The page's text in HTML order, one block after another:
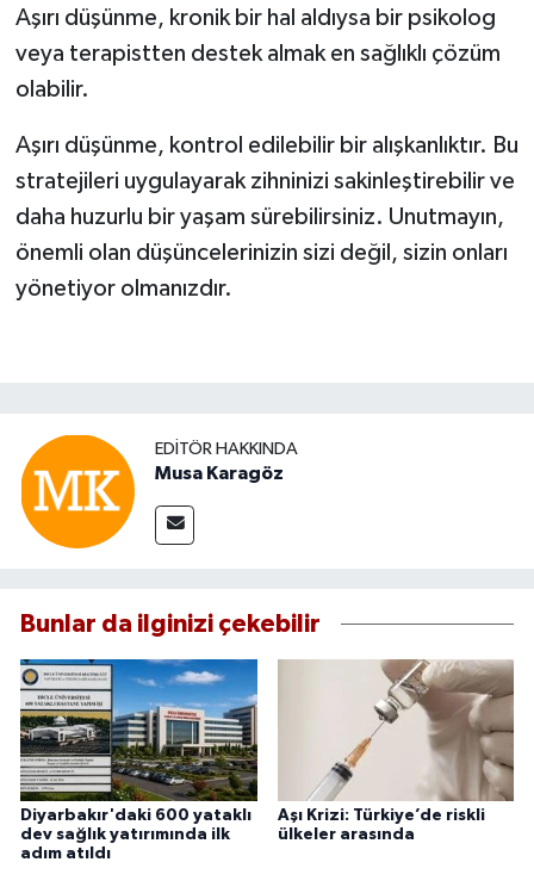
Aşırı düşünme, kronik bir hal aldıysa bir psikolog
veya terapistten destek almak en sağlıklı çözüm
olabilir.
Aşırı düşünme, kontrol edilebilir bir alışkanlıktır. Bu
stratejileri uygulayarak zihninizi sakinleştirebilir ve
daha huzurlu bir yaşam sürebilirsiniz. Unutmayın,
önemli olan düşüncelerinizin sizi değil, sizin onları
yönetiyor olmanızdır.
EDITÖR HAKKINDA
Musa Karagöz
Bunlar da ilginizi çekebilir
Diyarbakır'daki 600 yataklı
dev sağlık yatırımında ilk
adım atıldı
Aşı Krizi: Türkiye’de riskli
ülkeler arasında